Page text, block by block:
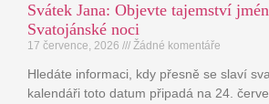
Svátek Jana: Objevte tajemství
Svatojánské noci
17 července, 2026 Žádné komentáře
Hledáte informaci, kdy přesně se slaví
kalendáři toto datum připadá na 24.